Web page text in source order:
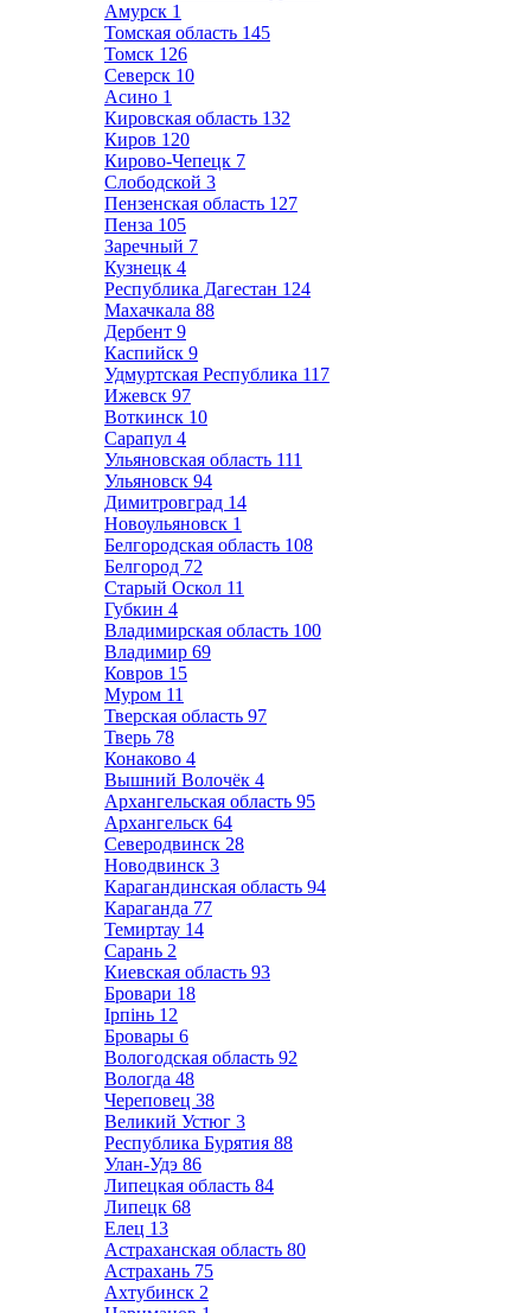
Амурск 1
Томская область 145
Томск 126
Северск 10
Асино 1
Кировская область 132
Киров 120
Кирово-Чепецк 7
Слободской 3
Пензенская область 127
Пенза 105
Заречный 7
Кузнецк 4
Республика Дагестан 124
Махачкала 88
Дербент 9
Каспийск 9
Удмуртская Республика 117
Ижевск 97
Воткинск 10
Сарапул 4
Ульяновская область 111
Ульяновск 94
Димитровград 14
Новоульяновск 1
Белгородская область 108
Белгород 72
Старый Оскол 11
Губкин 4
Владимирская область 100
Владимир 69
Ковров 15
Муром 11
Тверская область 97
Тверь 78
Конаково 4
Вышний Волочёк 4
Архангельская область 95
Архангельск 64
Северодвинск 28
Новодвинск 3
Карагандинская область 94
Караганда 77
Темиртау 14
Сарань 2
Киевская область 93
Бровари 18
Ірпінь 12
Бровары 6
Вологодская область 92
Вологда 48
Череповец 38
Великий Устюг 3
Республика Бурятия 88
Улан-Удэ 86
Липецкая область 84
Липецк 68
Елец 13
Астраханская область 80
Астрахань 75
Ахтубинск 2